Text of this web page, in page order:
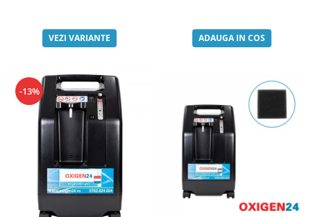
VEZI VARIANTE ADAUGA IN COS
-13%